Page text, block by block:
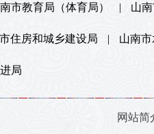
市教育局（体育局） | 山
住房和城乡建设局 | 山南
局
网站简